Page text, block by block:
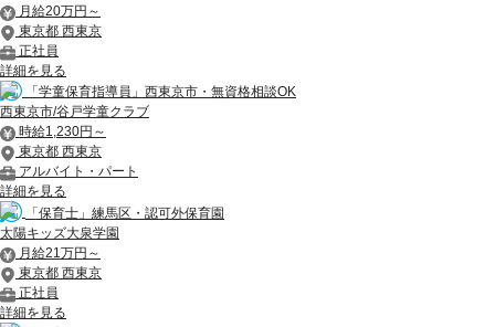
月給20万円～
東京都 西東京
正社員
詳細を見る
「学童保育指導員」西東京市・無資格相談OK
西東京市/谷戸学童クラブ
時給1,230円～
東京都 西東京
アルバイト・パート
詳細を見る
「保育士」練馬区・認可外保育園
太陽キッズ大泉学園
月給21万円～
東京都 西東京
正社員
詳細を見る